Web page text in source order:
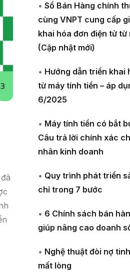
• Sổ Bán Hàng chính
cùng VNPT cung cấp
khai hóa đơn điện tử từ
(Cập nhật mới)
• Hướng dẫn triển khai
từ máy tính tiền – áp
6/2025
• Máy tính tiền có bắt
Câu trả lời chính xác
nhân kinh doanh
• Quy trình phát triển
chỉ trong 7 bước
• 6 Chính sách bán
giúp nâng cao doanh
• Nghệ thuật đòi nợ
mất lòng